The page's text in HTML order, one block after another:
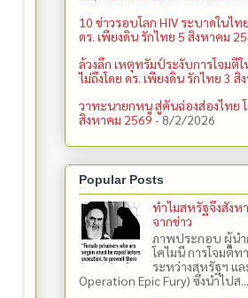
10 ข่าวรอบโลก HIV ระบาดในไ
ดร. เพียงดิน รักไทย 5 สิงหาคม
ล้วงลึก เหตุทรัมป์ระงับการโจม
ไม่ถึงโดย ดร. เพียงดิน รักไทย 3 สิ
วาทะนายกหนู สู่คันฉ่องส่องไทย
สิงหาคม 2569 - 8/2/2026
Popular Posts
ทำไมสหรัฐจึงสังห
จากข่าว
ภาพประกอบ ผู้นำ
โคไมนี การโจมตี
ระหว่างสหรัฐฯ แล
Operation Epic Fury) ซึ่งนำไปส...